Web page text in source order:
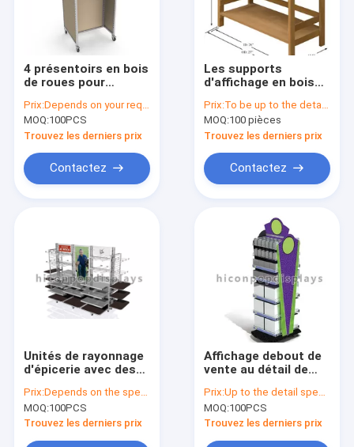
4 présentoirs en bois
de roues pour
en bois de gondole
Prix:Depends on your requirements
MOQ:100PCS
Trouvez les derniers prix
Contactez
Les supports
d'affichage en bois
libèrent la position,
supports d'affichage
faits sur commande
d'épicerie
Prix:To be up to the details
MOQ:100 pièces
Trouvez les derniers prix
Contactez
Unités de rayonnage
d'épicerie avec des
d'affichage de vente
au détail de gondole
Prix:Depends on the specification
MOQ:100PCS
Trouvez les derniers prix
Affichage debout de
vente au détail de
en métal enterrant la
conception libre pour
le supermarché
Prix:Up to the detail specification
MOQ:100PCS
Trouvez les derniers prix